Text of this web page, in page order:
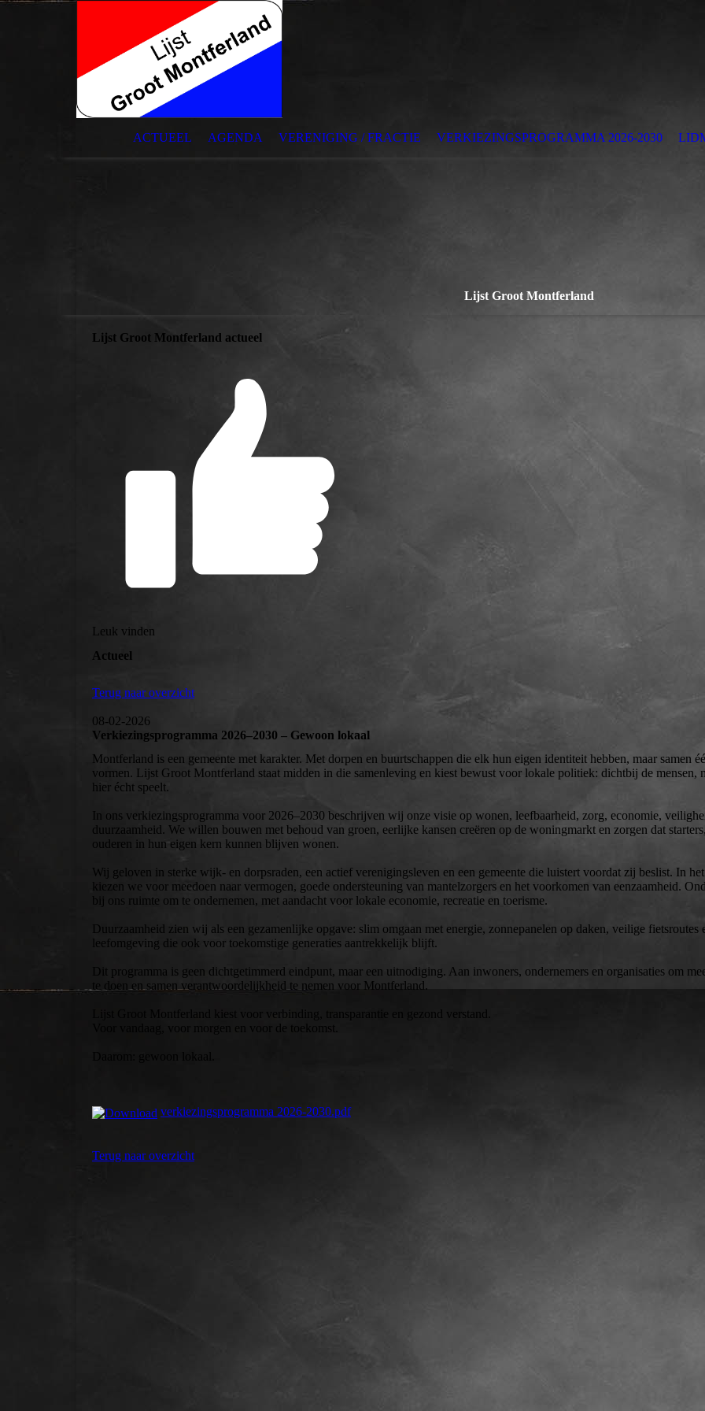
ACTUEEL AGENDA VERENIGING / FRACTIE VERKIEZINGSPROGRAMMA 2026-2030
Lijst Groot Montferland
Lijst Groot Montferland actueel
Leuk vinden
Actueel
Terug naar overzicht
08-02-2026
Verkiezingsprogramma 2026–2030 – Gewoon lokaal
Montferland is een gemeente met karakter. Met dorpen en buurtschappen die elk hun eigen identiteit hebben, maar samen
vormen. Lijst Groot Montferland staat midden in die samenleving en kiest bewust voor lokale politiek: dichtbij de mensen,
hier écht speelt.
In ons verkiezingsprogramma voor 2026–2030 beschrijven wij onze visie op wonen, leefbaarheid, zorg, economie,
duurzaamheid. We willen bouwen met behoud van groen, eerlijke kansen creëren op de woningmarkt en zorgen dat
ouderen in hun eigen kern kunnen blijven wonen.
Wij geloven in sterke wijk- en dorpsraden, een actief verenigingsleven en een gemeente die luistert voordat zij beslist. In
kiezen we voor meedoen naar vermogen, goede ondersteuning van mantelzorgers en het voorkomen van eenzaamheid.
bij ons ruimte om te ondernemen, met aandacht voor lokale economie, recreatie en toerisme.
Duurzaamheid zien wij als een gezamenlijke opgave: slim omgaan met energie, zonnepanelen op daken, veilige fietsroutes
leefomgeving die ook voor toekomstige generaties aantrekkelijk blijft.
Dit programma is geen dichtgetimmerd eindpunt, maar een uitnodiging. Aan inwoners, ondernemers en organisaties om
te doen en samen verantwoordelijkheid te nemen voor Montferland.
Lijst Groot Montferland kiest voor verbinding, transparantie en gezond verstand.
Voor vandaag, voor morgen en voor de toekomst.
verkiezingsprogramma 2026-2030.pdf
Terug naar overzicht